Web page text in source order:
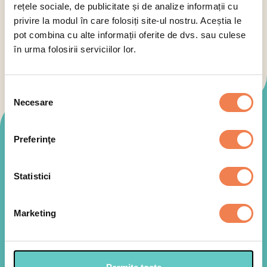
rețele sociale, de publicitate și de analize informații cu
privire la modul în care folosiți site-ul nostru. Aceștia le
pot combina cu alte informații oferite de dvs. sau culese
în urma folosirii serviciilor lor.
consimțământului
Necesare
Preferinţe
Statistici
Marketing
putina sare
Mod de preparare